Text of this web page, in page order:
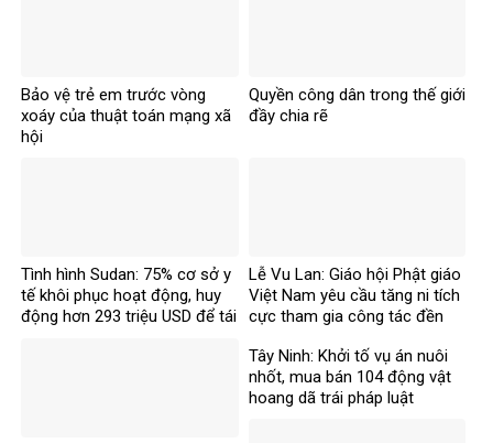
Bảo vệ trẻ em trước vòng
xoáy của thuật toán mạng xã
hội
Quyền công dân trong thế giới
đầy chia rẽ
Tình hình Sudan: 75% cơ sở y
tế khôi phục hoạt động, huy
động hơn 293 triệu USD để tái
Lễ Vu Lan: Giáo hội Phật giáo
Việt Nam yêu cầu tăng ni tích
cực tham gia công tác đền
Tây Ninh: Khởi tố vụ án nuôi
nhốt, mua bán 104 động vật
hoang dã trái pháp luật